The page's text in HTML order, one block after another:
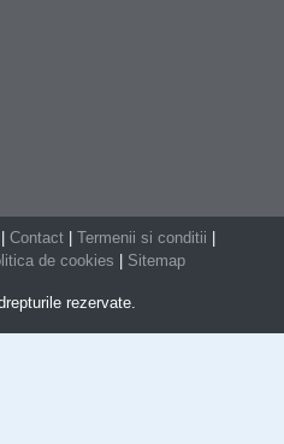
Contact Termenii si conditii
de cookies Sitemap
rezervate.